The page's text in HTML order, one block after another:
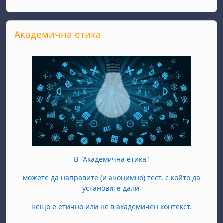
Passer Академична етика
Академична етика
В "Академична етика"
можете да направите (и анонимно) тест, с който да
установите дали
нещо е етично или не в академичен контекст.